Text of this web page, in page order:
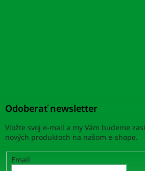
Odoberať newsletter
Vložte svoj e-mail a my Vám budeme
nových produktoch na našom e-shope.
Email